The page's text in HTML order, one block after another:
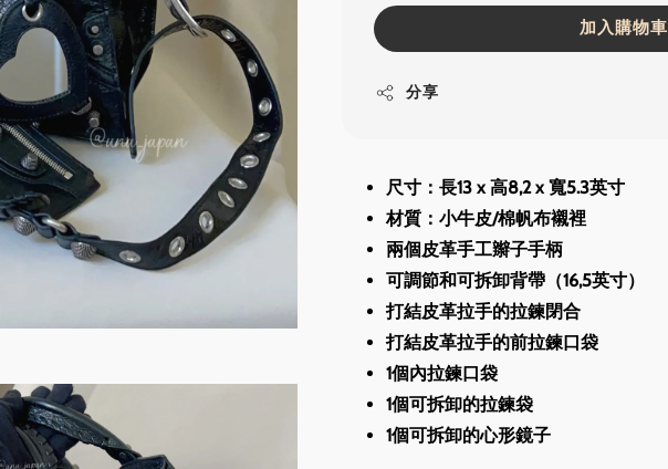
加入購物車
分享
尺寸：長13 x 高8,2 x 寬5.3英寸
材質：小牛皮/棉帆布襯裡
兩個皮革手工辮子手柄
可調節和可拆卸背帶（16,5英寸）
打結皮革拉手的拉鍊閉合
打結皮革拉手的前拉鍊口袋
1個內拉鍊口袋
1個可拆卸的拉鍊袋
1個可拆卸的心形鏡子